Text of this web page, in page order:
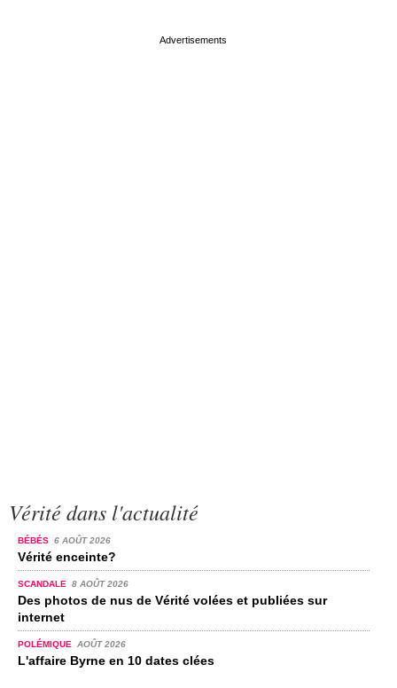
Vérité dans l'actualité
BÉBÉS 6 AOÛT 2026
Vérité enceinte?
SCANDALE 8 AOÛT 2026
Des photos de nus de Vérité volées et publiées sur
internet
POLÉMIQUE AOÛT 2026
L'affaire Byrne en 10 dates clées